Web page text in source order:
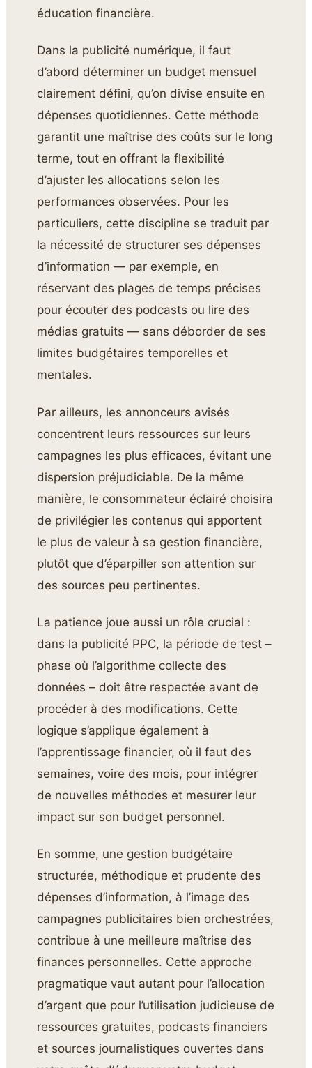
éducation financière.
Dans la publicité numérique, il faut
d’abord déterminer un budget mensuel
clairement défini, qu’on divise ensuite en
dépenses quotidiennes. Cette méthode
garantit une maîtrise des coûts sur le long
terme, tout en offrant la flexibilité
d’ajuster les allocations selon les
performances observées. Pour les
particuliers, cette discipline se traduit par
la nécessité de structurer ses dépenses
d’information — par exemple, en
réservant des plages de temps précises
pour écouter des podcasts ou lire des
médias gratuits — sans déborder de ses
limites budgétaires temporelles et
mentales.
Par ailleurs, les annonceurs avisés
concentrent leurs ressources sur leurs
campagnes les plus efficaces, évitant une
dispersion préjudiciable. De la même
manière, le consommateur éclairé choisira
de privilégier les contenus qui apportent
le plus de valeur à sa gestion financière,
plutôt que d’éparpiller son attention sur
des sources peu pertinentes.
La patience joue aussi un rôle crucial :
dans la publicité PPC, la période de test –
phase où l’algorithme collecte des
données – doit être respectée avant de
procéder à des modifications. Cette
logique s’applique également à
l’apprentissage financier, où il faut des
semaines, voire des mois, pour intégrer
de nouvelles méthodes et mesurer leur
impact sur son budget personnel.
En somme, une gestion budgétaire
structurée, méthodique et prudente des
dépenses d’information, à l’image des
campagnes publicitaires bien orchestrées,
contribue à une meilleure maîtrise des
finances personnelles. Cette approche
pragmatique vaut autant pour l’allocation
d’argent que pour l’utilisation judicieuse de
ressources gratuites, podcasts financiers
et sources journalistiques ouvertes dans